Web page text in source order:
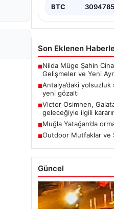
BTC 3094785
Son Eklenen
■Nilda Müge Şahin
Gelişmeler ve Yeni
■Antalya’daki
yeni gözaltı
■Victor Osimhen,
geleceğiyle ilgili
■Muğla Yatağan’da
■Outdoor Mutfaklar ve
Güncel